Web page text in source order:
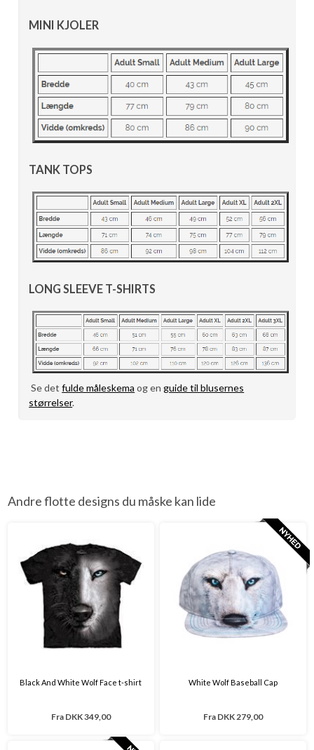
MINI KJOLER
TANK TOPS
LONG SLEEVE T-SHIRTS
Se detfulde måleskema og enguide til blusernes
størrelser.
Andre flotte designs du måske kan lide
Black And White Wolf Face t-shirt
Fra DKK 349,00
White Wolf Baseball Cap
Fra DKK 279,00